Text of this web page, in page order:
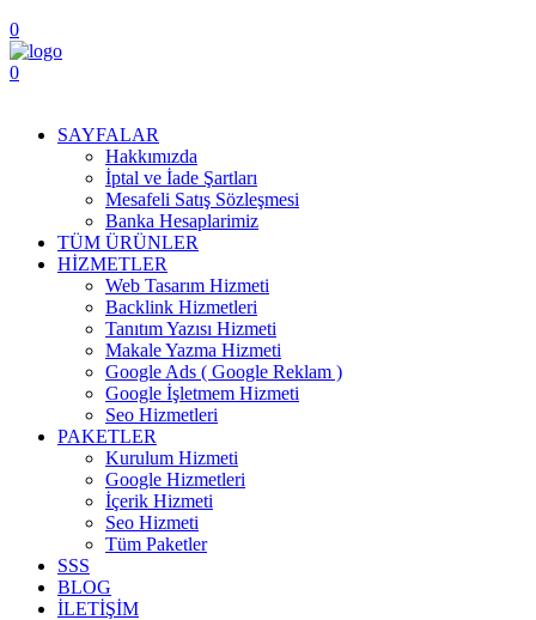
0
0
SAYFALAR
Hakkımızda
İptal ve İade Şartları
Mesafeli Satış Sözleşmesi
Banka Hesaplarimiz
TÜM ÜRÜNLER
HİZMETLER
Web Tasarım Hizmeti
Backlink Hizmetleri
Tanıtım Yazısı Hizmeti
Makale Yazma Hizmeti
Google Ads ( Google Reklam )
Google İşletmem Hizmeti
Seo Hizmetleri
PAKETLER
Kurulum Hizmeti
Google Hizmetleri
İçerik Hizmeti
Seo Hizmeti
Tüm Paketler
SSS
BLOG
İLETİŞİM